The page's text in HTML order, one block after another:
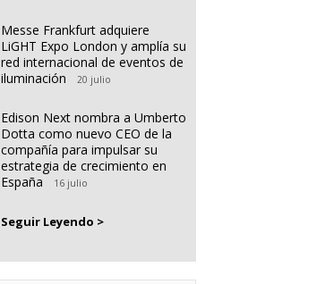
Messe Frankfurt adquiere
LiGHT Expo London y amplía su
red internacional de eventos de
iluminación
20 julio
Edison Next nombra a Umberto
Dotta como nuevo CEO de la
compañía para impulsar su
estrategia de crecimiento en
España
16 julio
Seguir Leyendo >